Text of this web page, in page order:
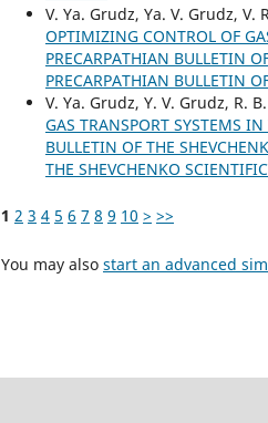
V. Ya. Grudz, Ya. V. Grudz,
OPTIMIZING CONTROL OF
PRECARPATHIAN BULLETIN
PRECARPATHIAN BULLETIN
V. Ya. Grudz, Y. V. Grudz, R.
GAS TRANSPORT SYSTEMS
BULLETIN OF THE
THE SHEVCHENKO
1 2 3 4 5 6 7 8 9 10 > >>
You may also start an advanced